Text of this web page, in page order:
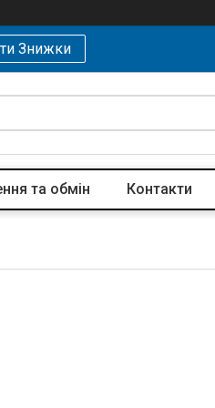
Знижки
та обмін Контакти